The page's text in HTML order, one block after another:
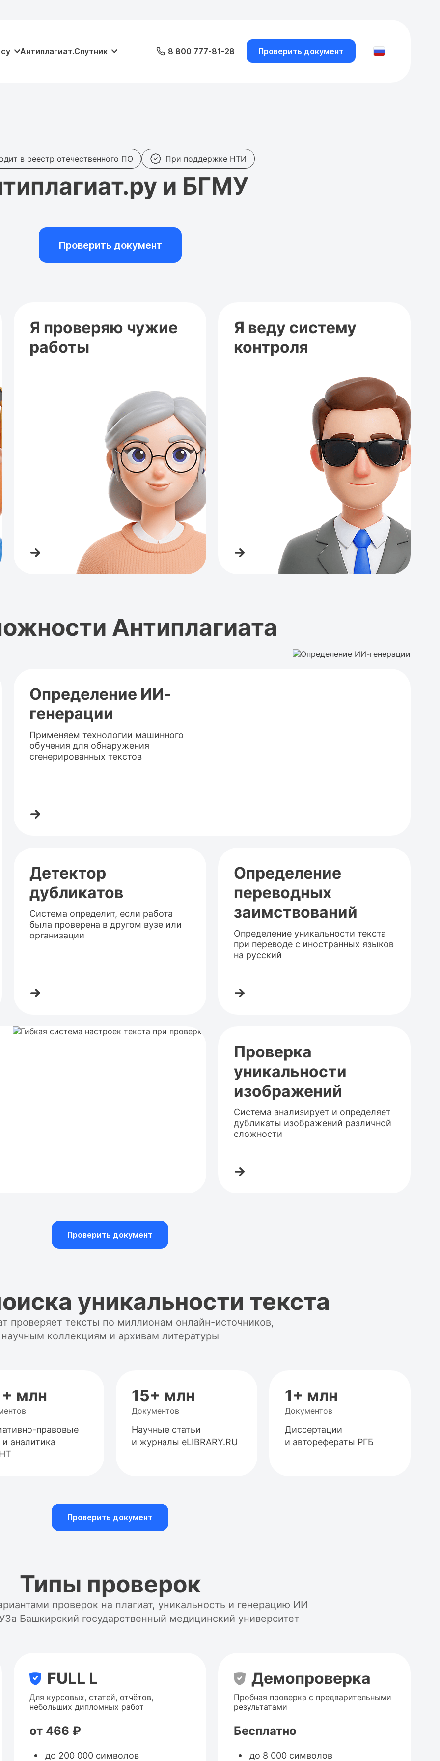
Антиплагиат.Спутник 8 800 777-81-28 Проверить документ
в реестр отечественного ПО При поддержке НТИ
и БГМУ
Проверить документ
Я проверяю чужие
работы
Я веду систему
контроля
Антиплагиата
Определение ИИ-
генерации
Применяем технологии машинного
обучения для обнаружения
сгенерированных текстов
Детектор
дубликатов
Система определит, если работа
была проверена в другом вузе или
организации
Определение
переводных
заимствований
Определение уникальности текста
при переводе с иностранных языков
на русский
Проверка
уникальности
изображений
Система анализирует и определяет
дубликаты изображений различной
сложности
Проверить документ
уникальности текста
проверяет тексты по миллионам онлайн-источников,
научным коллекциям и архивам литературы
млн
правовые
аналитика
15+ млн
Документов
Научные статьи
и журналы eLIBRARY.RU
1+ млн
Документов
Диссертации
и авторефераты РГБ
Проверить документ
Типы проверок
проверок на плагиат, уникальность и генерацию ИИ
Башкирский государственный медицинский университет
FULL L
Для курсовых, статей, отчётов,
небольших дипломных работ
от 466 ₽
до 200 000 символов
Демопроверка
Пробная проверка с предварительными
результатами
Бесплатно
до 8 000 символов